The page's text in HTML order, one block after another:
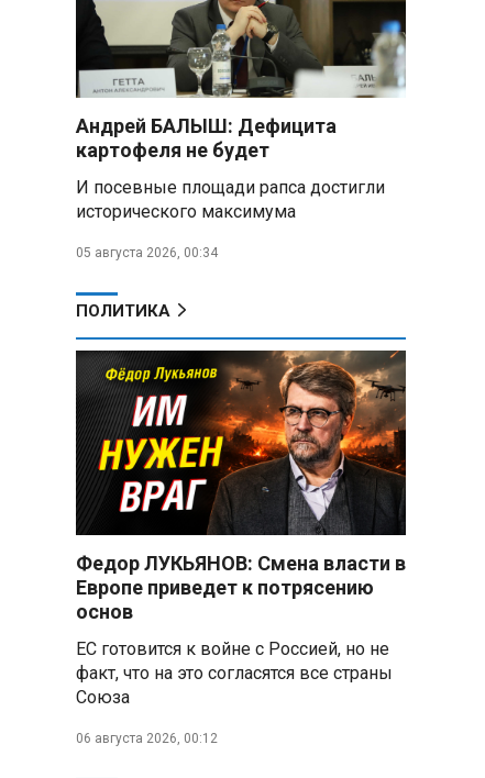
первого дня Кубка мира по
зимнему плаванию
Александр Новак:
Независимые АЗС начнут
снабжать топливом через
региональных операторов
Беларусь и Россия
усиливают сотрудничество по
развития
Минобороны РФ:
Рыжевка
Строительство крупнейшего
логцентра Wildberries в
Беларуси идет с опережением
графика
Вячеслав Володин:
Противодействие
мошенничеству и миграционная
политика — приоритеты работы
Госдумы
Владимир Путин запросил у
военного командования оценки
Андрей БАЛЫШ: Дефицита
картофеля не будет
И посевные площади рапса достигли
исторического максимума
05 августа 2026, 00:34
ПОЛИТИКА
Федор ЛУКЬЯНОВ: Смена власти в
Европе приведет к потрясению
основ
ЕС готовится к войне с Россией, но не
факт, что на это согласятся все страны
Союза
06 августа 2026, 00:12